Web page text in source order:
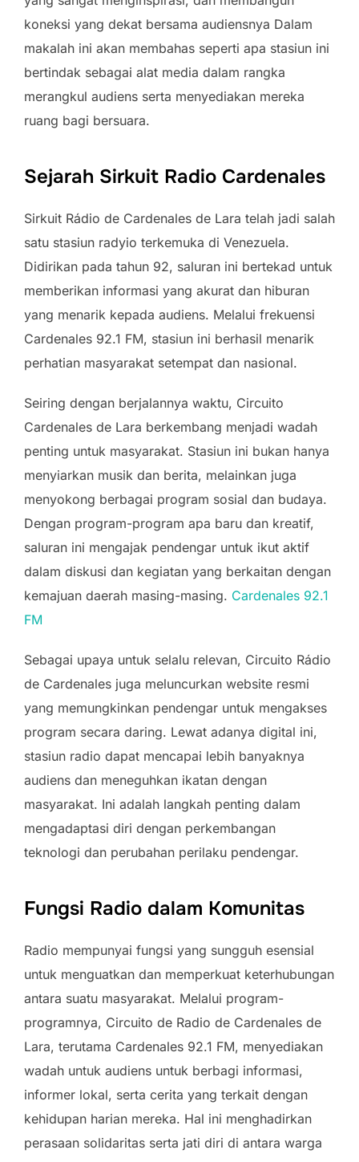
koneksi yang dekat bersama audiensnya Dalam
makalah ini akan membahas seperti apa stasiun ini
bertindak sebagai alat media dalam rangka
merangkul audiens serta menyediakan mereka
ruang bagi bersuara.
Sejarah Sirkuit Radio Cardenales
Sirkuit Rádio de Cardenales de Lara telah jadi salah
satu stasiun radyio terkemuka di Venezuela.
Didirikan pada tahun 92, saluran ini bertekad untuk
memberikan informasi yang akurat dan hiburan
yang menarik kepada audiens. Melalui frekuensi
Cardenales 92.1 FM, stasiun ini berhasil menarik
perhatian masyarakat setempat dan nasional.
Seiring dengan berjalannya waktu, Circuito
Cardenales de Lara berkembang menjadi wadah
penting untuk masyarakat. Stasiun ini bukan hanya
menyiarkan musik dan berita, melainkan juga
menyokong berbagai program sosial dan budaya.
Dengan program-program apa baru dan kreatif,
saluran ini mengajak pendengar untuk ikut aktif
dalam diskusi dan kegiatan yang berkaitan dengan
kemajuan daerah masing-masing. Cardenales 92.1
FM
Sebagai upaya untuk selalu relevan, Circuito Rádio
de Cardenales juga meluncurkan website resmi
yang memungkinkan pendengar untuk mengakses
program secara daring. Lewat adanya digital ini,
stasiun radio dapat mencapai lebih banyaknya
audiens dan meneguhkan ikatan dengan
masyarakat. Ini adalah langkah penting dalam
mengadaptasi diri dengan perkembangan
teknologi dan perubahan perilaku pendengar.
Fungsi Radio dalam Komunitas
Radio mempunyai fungsi yang sungguh esensial
untuk menguatkan dan memperkuat keterhubungan
antara suatu masyarakat. Melalui program-
programnya, Circuito de Radio de Cardenales de
Lara, terutama Cardenales 92.1 FM, menyediakan
wadah untuk audiens untuk berbagi informasi,
informer lokal, serta cerita yang terkait dengan
kehidupan harian mereka. Hal ini menghadirkan
perasaan solidaritas serta jati diri di antara warga